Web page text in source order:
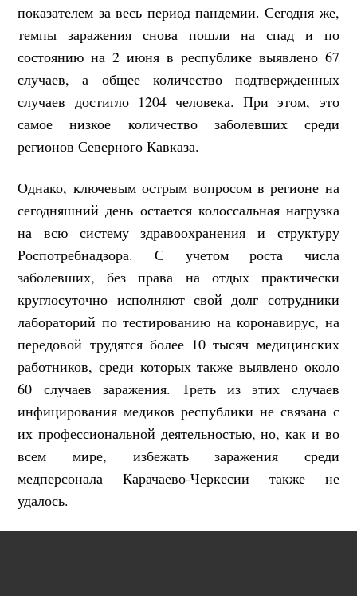
показателем за весь период пандемии. Сегодня же,
темпы заражения снова пошли на спад и по
состоянию на 2 июня в республике выявлено 67
случаев, а общее количество подтвержденных
случаев достигло 1204 человека. При этом, это
самое низкое количество заболевших среди
регионов Северного Кавказа.
Однако, ключевым острым вопросом в регионе на
сегодняшний день остается колоссальная нагрузка
на всю систему здравоохранения и структуру
Роспотребнадзора. С учетом роста числа
заболевших, без права на отдых практически
круглосуточно исполняют свой долг сотрудники
лабораторий по тестированию на коронавирус, на
передовой трудятся более 10 тысяч медицинских
работников, среди которых также выявлено около
60 случаев заражения. Треть из этих случаев
инфицирования медиков республики не связана с
их профессиональной деятельностью, но, как и во
всем мире, избежать заражения среди
медперсонала Карачаево-Черкесии также не
удалось.